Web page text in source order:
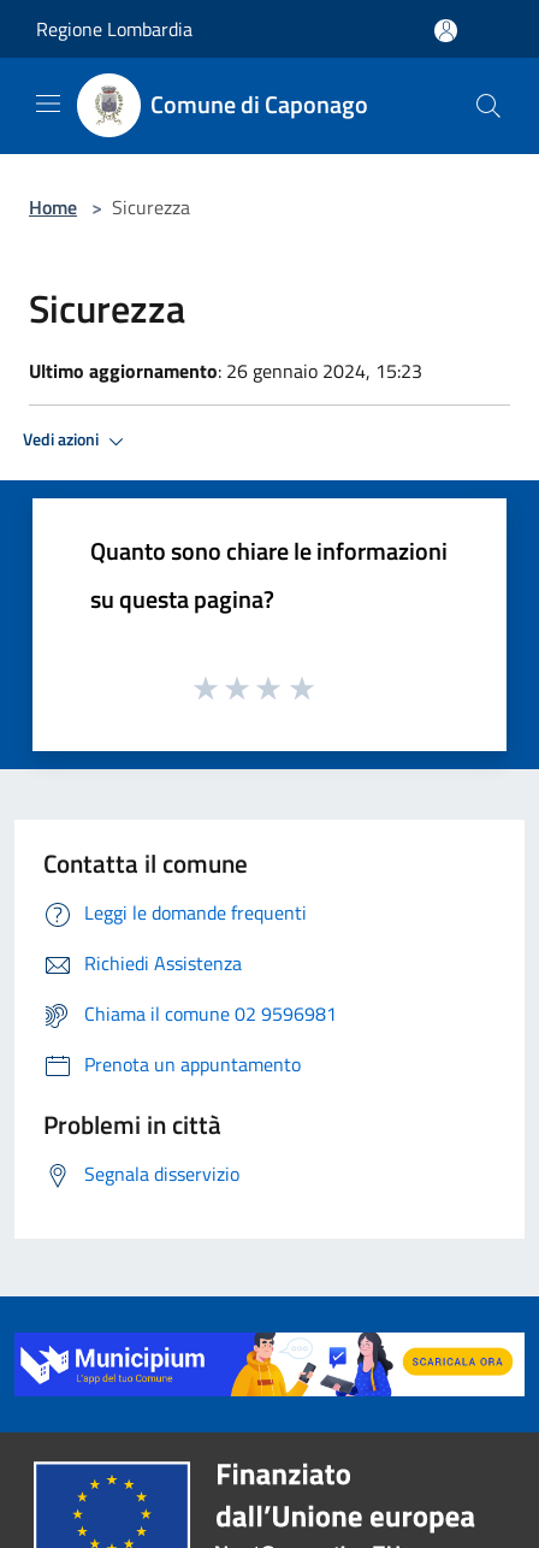
Regione Lombardia
Comune di Caponago
Home > Sicurezza
Sicurezza
Ultimo aggiornamento: 26 gennaio 2024, 15:23
Vedi azioni
Quanto sono chiare le informazioni
su questa pagina?
Contatta il comune
Leggi le domande frequenti
Richiedi Assistenza
Chiama il comune 02 9596981
Prenota un appuntamento
Problemi in città
Segnala disservizio